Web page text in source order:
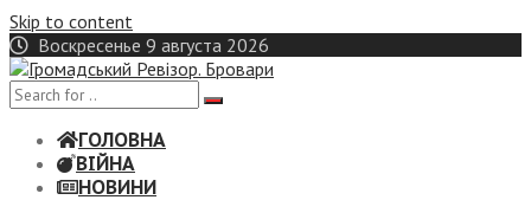
Skip to content
Воскресенье 9 августа 2026
ГОЛОВНА
ВІЙНА
НОВИНИ